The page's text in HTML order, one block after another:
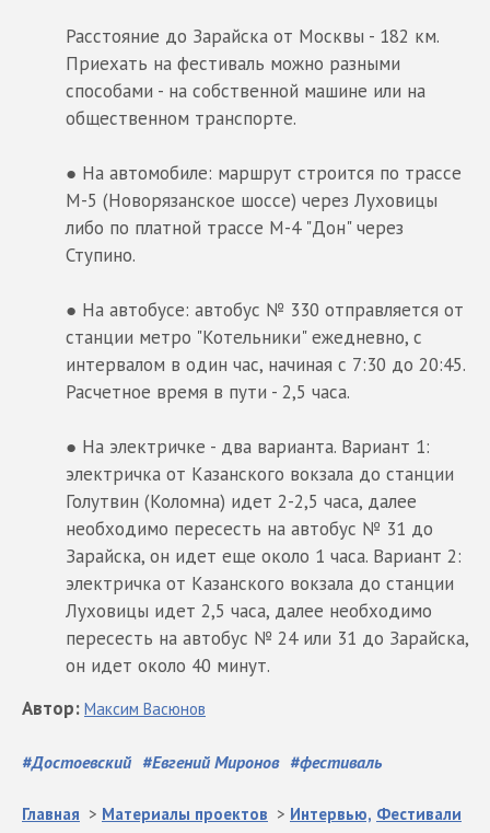
Расстояние до Зарайска от Москвы - 182 км.
Приехать на фестиваль можно разными
способами - на собственной машине или на
общественном транспорте.
● На автомобиле: маршрут строится по трассе
М-5 (Новорязанское шоссе) через Луховицы
либо по платной трассе М-4 "Дон" через
Ступино.
● На автобусе: автобус № 330 отправляется от
станции метро "Котельники" ежедневно, с
интервалом в один час, начиная с 7:30 до 20:45.
Расчетное время в пути - 2,5 часа.
● На электричке - два варианта. Вариант 1:
электричка от Казанского вокзала до станции
Голутвин (Коломна) идет 2-2,5 часа, далее
необходимо пересесть на автобус № 31 до
Зарайска, он идет еще около 1 часа. Вариант 2:
электричка от Казанского вокзала до станции
Луховицы идет 2,5 часа, далее необходимо
пересесть на автобус № 24 или 31 до Зарайска,
он идет около 40 минут.
#Достоевский #Евгений Миронов #фестиваль
Автор: Максим Васюнов
Главная > Материалы проектов > Интервью, Фестивали